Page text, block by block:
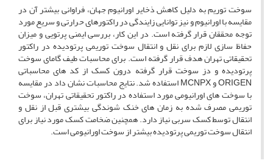
سوخت توریم به دلیل کاهش ذخایر اورانیوم جهان، فراوانی بیشتر آن در
مقایسه با اورانیوم و نیز توانایی زایندگی در راکتورهای حرارتی و سریع مورد
توجه محققان قرار گرفته است. در این کار، بررسی ایمنی پرتویی و میزان
حفاظ سازی لازم برای نقل و انتقال سوخت توریمی پرتودیده در راکتور
تحقیقاتی تهران هدف قرار گرفته است. برای محاسبات طیف گامای سوخت
پرتودیده و دز سوخت قرار گرفته درون کسک از کد های محاسباتی
ORIGEN و MCNPX استفاده شد. نتایج محاسبات نشان داد در مقایسه
با سوخت های اورانیومی مورد استفاده در راکتور تحقیقاتی تهران، سوخت
توریمی مصرف شده به زمان های خنک شوندگی بیشتری قبل از نقل و
انتقال توسط کسک سربی نیاز دارد. همچنین ضخامت کسک مورد نیاز برای
انتقال سوخت توریمی پرتودیده بیشتر از سوخت اورانیومی است.